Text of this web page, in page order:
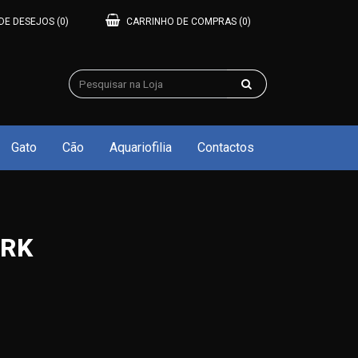
DESEJOS (0) CARRINHO DE COMPRAS (0)
Gato Cão Aquariofilia Contactos